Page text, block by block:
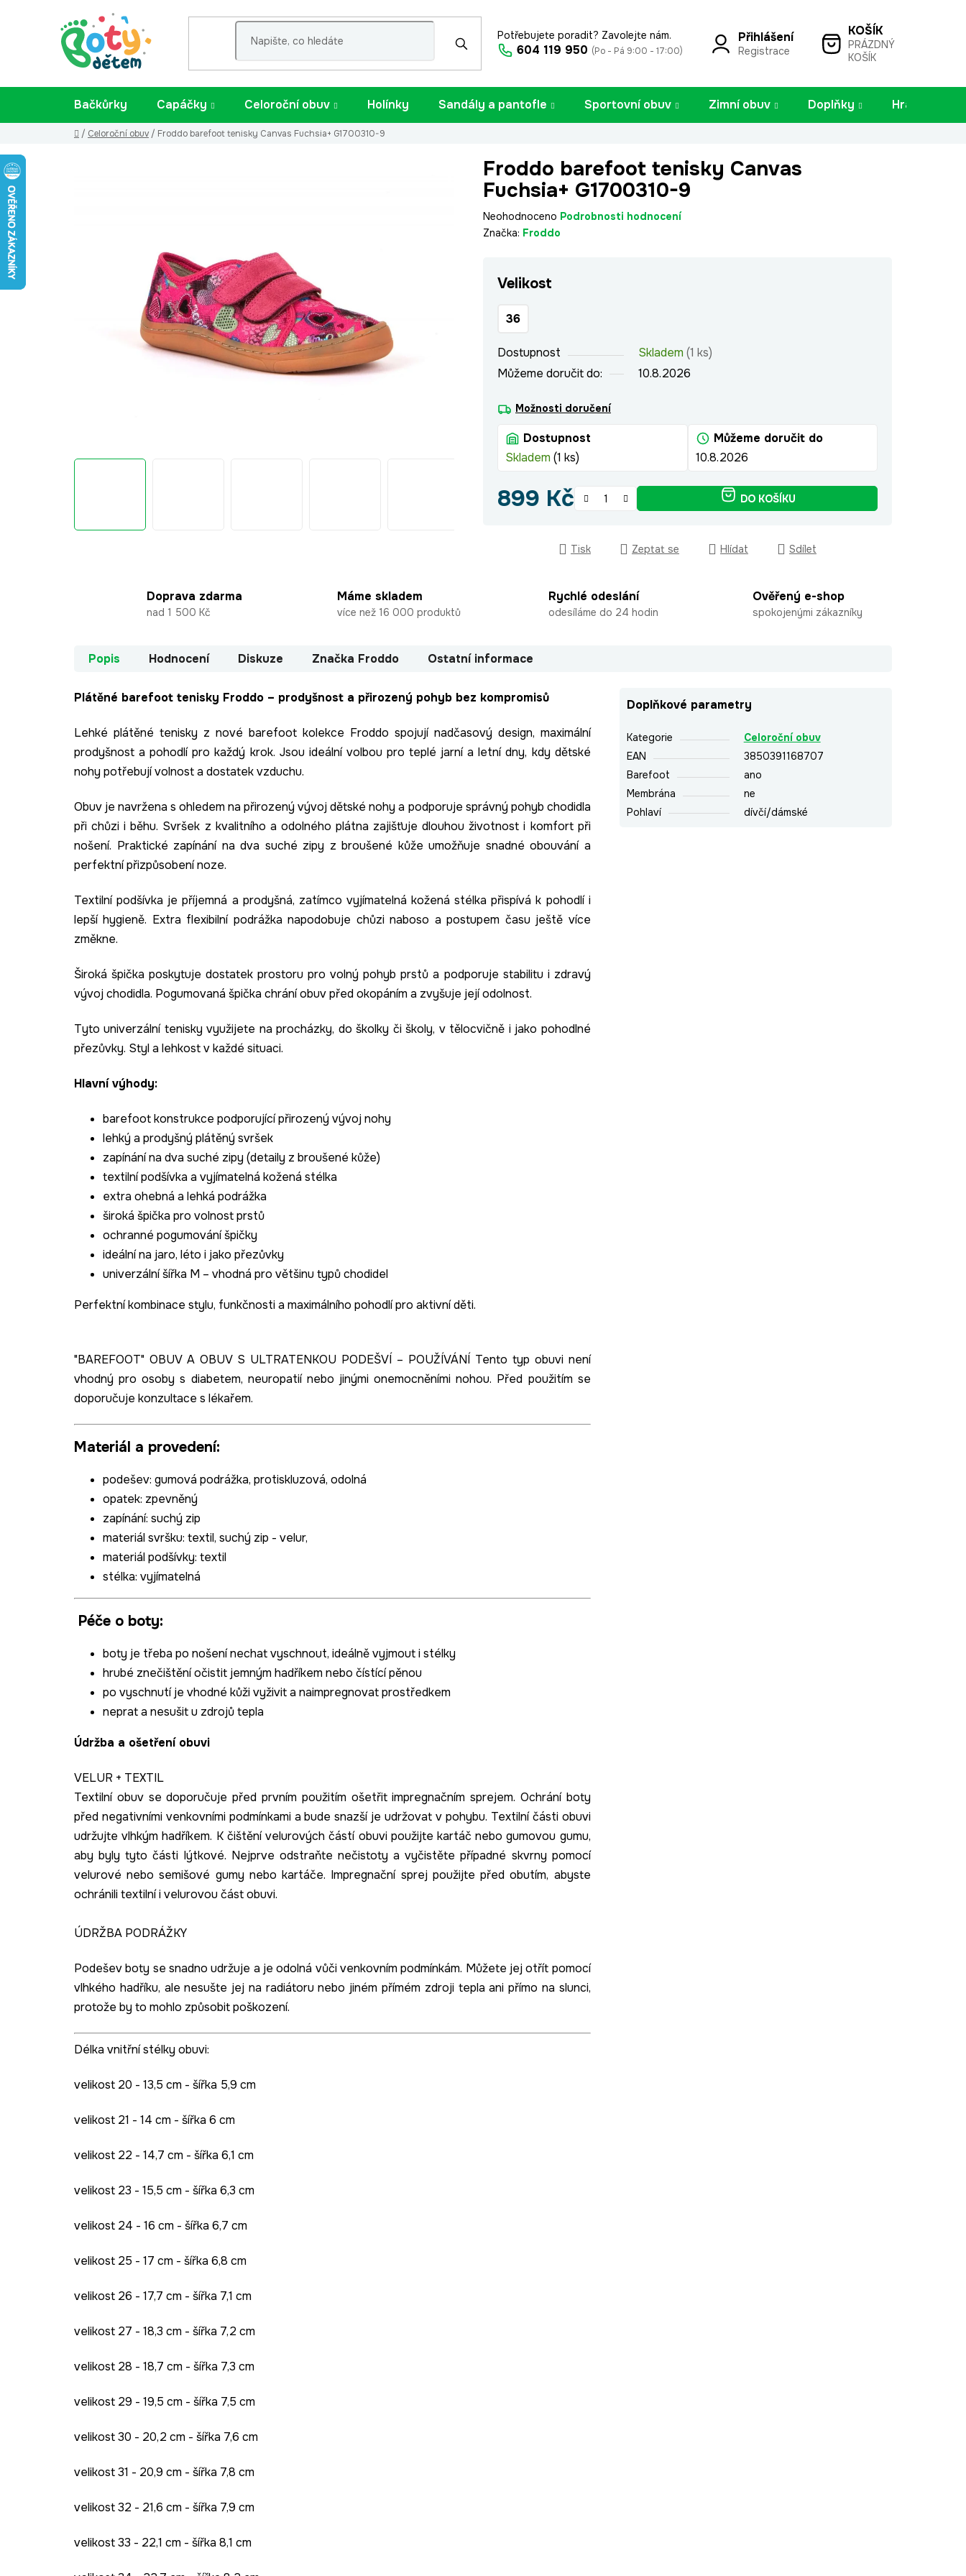
Potřebujete poradit? Zavolejte nám.
604 119 950 (Po - Pá 9:00 - 17:00)
Přihlášení
Registrace
NÁKUPNÍ
KOŠÍK
PRÁZDNÝ
KOŠÍK
Bačkůrky Capáčky Celoroční obuv Holínky Sandály a pantofle Sportovní obuv Zimní obuv Doplňky Hračky
Domů
/ Celoroční obuv / Froddo barefoot tenisky Canvas Fuchsia+ G1700310-9
Froddo barefoot tenisky Canvas
Fuchsia+ G1700310-9
Průměrné
hodnocení
0,0
Neohodnoceno Podrobnosti hodnocení
Značka: Froddo
Velikost
36
Dostupnost Skladem (1 ks)
Můžeme doručit do:
10.8.2026
Možnosti doručení
Dostupnost
Skladem (1 ks)
Můžeme doručit do
10.8.2026
899 Kč DO KOŠÍKU
Tisk Zeptat se Hlídat Sdílet
Doprava zdarma
nad 1 500 Kč
Máme skladem
více než 16 000 produktů
Rychlé odeslání
odesíláme do 24 hodin
Ověřený e-shop
spokojenými zákazníky
Popis Hodnocení Diskuze Značka Froddo Ostatní informace
Plátěné barefoot tenisky Froddo – prodyšnost a přirozený pohyb bez kompromisů
Lehké plátěné tenisky z nové barefoot kolekce Froddo spojují nadčasový design, maximální
prodyšnost a pohodlí pro každý krok. Jsou ideální volbou pro teplé jarní a letní dny, kdy dětské
nohy potřebují volnost a dostatek vzduchu.
Obuv je navržena s ohledem na přirozený vývoj dětské nohy a podporuje správný pohyb chodidla
při chůzi i běhu. Svršek z kvalitního a odolného plátna zajišťuje dlouhou životnost i komfort při
nošení. Praktické zapínání na dva suché zipy z broušené kůže umožňuje snadné obouvání a
perfektní přizpůsobení noze.
Textilní podšívka je příjemná a prodyšná, zatímco vyjímatelná kožená stélka přispívá k pohodlí i
lepší hygieně. Extra flexibilní podrážka napodobuje chůzi naboso a postupem času ještě více
změkne.
Široká špička poskytuje dostatek prostoru pro volný pohyb prstů a podporuje stabilitu i zdravý
vývoj chodidla. Pogumovaná špička chrání obuv před okopáním a zvyšuje její odolnost.
Tyto univerzální tenisky využijete na procházky, do školky či školy, v tělocvičně i jako pohodlné
přezůvky. Styl a lehkost v každé situaci.
Hlavní výhody:
barefoot konstrukce podporující přirozený vývoj nohy
lehký a prodyšný plátěný svršek
zapínání na dva suché zipy (detaily z broušené kůže)
textilní podšívka a vyjímatelná kožená stélka
extra ohebná a lehká podrážka
široká špička pro volnost prstů
ochranné pogumování špičky
ideální na jaro, léto i jako přezůvky
univerzální šířka M – vhodná pro většinu typů chodidel
Perfektní kombinace stylu, funkčnosti a maximálního pohodlí pro aktivní děti.
"BAREFOOT" OBUV A OBUV S ULTRATENKOU PODEŠVÍ – POUŽÍVÁNÍ Tento typ obuvi není
vhodný pro osoby s diabetem, neuropatií nebo jinými onemocněními nohou. Před použitím se
doporučuje konzultace s lékařem.
Materiál a provedení:
podešev: gumová podrážka, protiskluzová, odolná
opatek: zpevněný
zapínání: suchý zip
materiál svršku: textil, suchý zip - velur,
materiál podšívky: textil
stélka: vyjímatelná
Péče o boty:
boty je třeba po nošení nechat vyschnout, ideálně vyjmout i stélky
hrubé znečištění očistit jemným hadříkem nebo čístící pěnou
po vyschnutí je vhodné kůži vyživit a naimpregnovat prostředkem
neprat a nesušit u zdrojů tepla
Údržba a ošetření obuvi
VELUR + TEXTIL
Textilní obuv se doporučuje před prvním použitím ošetřit impregnačním sprejem. Ochrání boty
před negativními venkovními podmínkami a bude snazší je udržovat v pohybu. Textilní části obuvi
udržujte vlhkým hadříkem. K čištění velurových částí obuvi použijte kartáč nebo gumovou gumu,
aby byly tyto části lýtkové. Nejprve odstraňte nečistoty a vyčistěte případné skvrny pomocí
velurové nebo semišové gumy nebo kartáče. Impregnační sprej použijte před obutím, abyste
ochránili textilní i velurovou část obuvi.
ÚDRŽBA PODRÁŽKY
Podešev boty se snadno udržuje a je odolná vůči venkovním podmínkám. Můžete jej otřít pomocí
vlhkého hadříku, ale nesušte jej na radiátoru nebo jiném přímém zdroji tepla ani přímo na slunci,
protože by to mohlo způsobit poškození.
Délka vnitřní stélky obuvi:
velikost 20 - 13,5 cm - šířka 5,9 cm
velikost 21 - 14 cm - šířka 6 cm
velikost 22 - 14,7 cm - šířka 6,1 cm
velikost 23 - 15,5 cm - šířka 6,3 cm
velikost 24 - 16 cm - šířka 6,7 cm
velikost 25 - 17 cm - šířka 6,8 cm
velikost 26 - 17,7 cm - šířka 7,1 cm
velikost 27 - 18,3 cm - šířka 7,2 cm
velikost 28 - 18,7 cm - šířka 7,3 cm
velikost 29 - 19,5 cm - šířka 7,5 cm
velikost 30 - 20,2 cm - šířka 7,6 cm
velikost 31 - 20,9 cm - šířka 7,8 cm
velikost 32 - 21,6 cm - šířka 7,9 cm
velikost 33 - 22,1 cm - šířka 8,1 cm
Doplňkové parametry
Kategorie
Celoroční obuv
EAN
3850391168707
Barefoot
ano
Membrána
ne
Pohlaví
dívčí/dámské